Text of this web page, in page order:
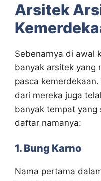
Arsitek
Sebenarnya di awal
banyak arsitek yang
pasca
dari mereka juga
banyak tempat yang
daftar namanya:
1. Bung Karno
Nama pertama